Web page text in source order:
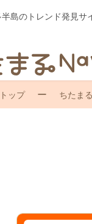
島のトレンド発見サ
ップ ちたま